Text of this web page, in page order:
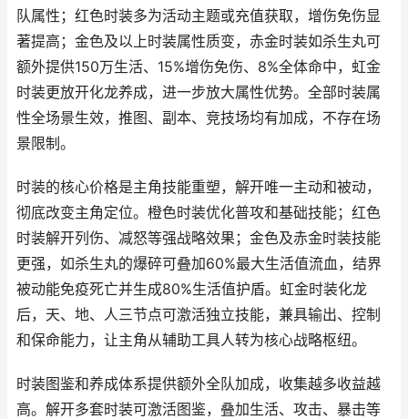
队属性；红色时装多为活动主题或充值获取，增伤免伤显
著提高；金色及以上时装属性质变，赤金时装如杀生丸可
额外提供150万生活、15%增伤免伤、8%全体命中，虹金
时装更放开化龙养成，进一步放大属性优势。全部时装属
性全场景生效，推图、副本、竞技场均有加成，不存在场
景限制。
时装的核心价格是主角技能重塑，解开唯一主动和被动，
彻底改变主角定位。橙色时装优化普攻和基础技能；红色
时装解开列伤、减怒等强战略效果；金色及赤金时装技能
更强，如杀生丸的爆碎可叠加60%最大生活值流血，结界
被动能免疫死亡并生成80%生活值护盾。虹金时装化龙
后，天、地、人三节点可激活独立技能，兼具输出、控制
和保命能力，让主角从辅助工具人转为核心战略枢纽。
时装图鉴和养成体系提供额外全队加成，收集越多收益越
高。解开多套时装可激活图鉴，叠加生活、攻击、暴击等